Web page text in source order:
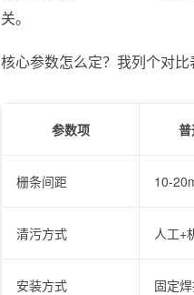
关。
核心参数怎么定？我列个对比
参数项
栅条间距 10-
清污方式 人工+
安装方式 固定